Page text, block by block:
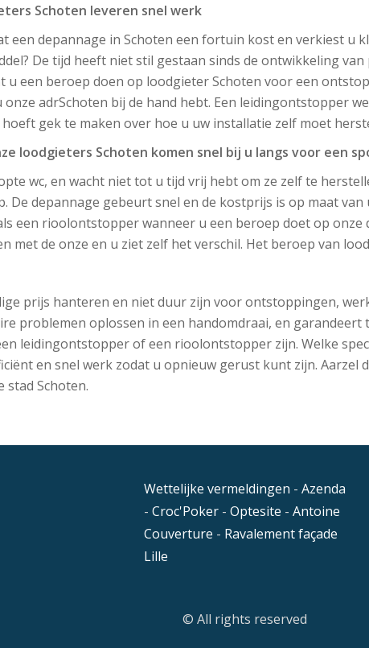
Schoten leveren snel werk
een depannage in Schoten een fortuin kost en verkiest u
De tijd heeft niet stil gestaan sinds de ontwikkeling
u een beroep doen op loodgieter Schoten voor een
onze adrSchoten bij de hand hebt. Een leidingontstopper
gek te maken over hoe u uw installatie zelf moet
loodgieters Schoten komen snel bij u langs voor een
wc, en wacht niet tot u tijd vrij hebt om ze zelf te
De depannage gebeurt snel en de kostprijs is op maat
een rioolontstopper wanneer u een beroep doet op onze
met de onze en u ziet zelf het verschil. Het beroep van
prijs hanteren en niet duur zijn voor ontstoppingen,
problemen oplossen in een handomdraai, en
leidingontstopper of een rioolontstopper zijn. Welke
en snel werk zodat u opnieuw gerust kunt zijn. Aarzel
Schoten.
Wettelijke vermeldingen - Azenda
- Croc'Poker- Optesite - Antoine
Couverture - Ravalement façade
Lille
© All rights reserved